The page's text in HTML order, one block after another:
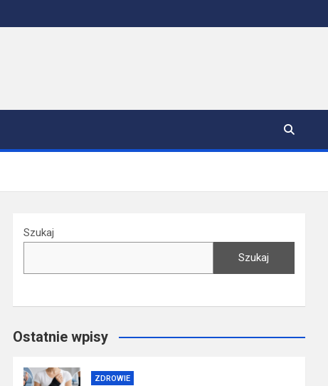
Szukaj
Szukaj
Ostatnie wpisy
ZDROWIE